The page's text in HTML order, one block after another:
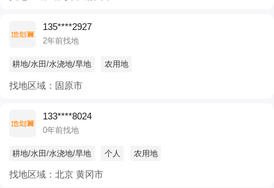
135****2927
2年前找地
耕地/水田/水浇地/旱地 农用地
找地区域：固原市
133****8024
0年前找地
耕地/水田/水浇地/旱地 个人 农用地
找地区域：北京 黄冈市